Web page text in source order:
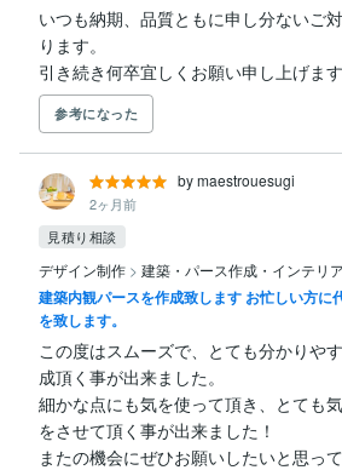
いつも納期、品質ともに申し分ないご
ります。
引き続き何卒宜しくお願い申し上げます
参考になった
by maestrouesugi
2ヶ月前
見積り相談
デザイン制作 > 建築・パース作成・インテリア
建築内観パースを作成致します お忙しい方に
を致します。
この度はスムーズで、とても分かりや
成頂く事が出来ました。
細かな点にも気を使って頂き、とても
をさせて頂く事が出来ました！
またの機会にぜひお願いしたいと思っ